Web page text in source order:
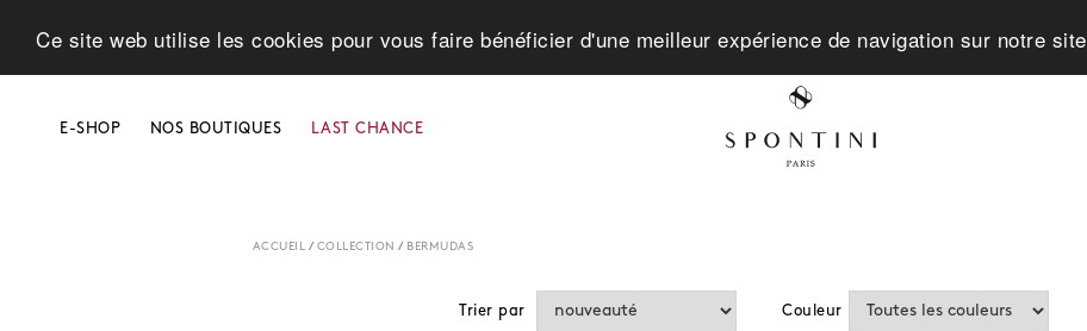
Ce site web utilise les cookies pour vous faire bénéficier d'une meilleur expérience de navigation sur notre site
E-SHOP NOS BOUTIQUES LAST CHANCE
ACCUEIL / COLLECTION / BERMUDAS
Trier par Couleur